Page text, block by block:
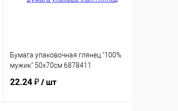
Бумага упаковочная глянец "100%
мужик" 50х70см 6878411
22.24 ₽/ шт